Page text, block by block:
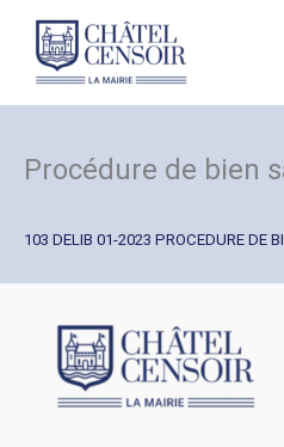
contenu
Procédure de bien
103 DELIB 01-2023 PROCEDURE DE